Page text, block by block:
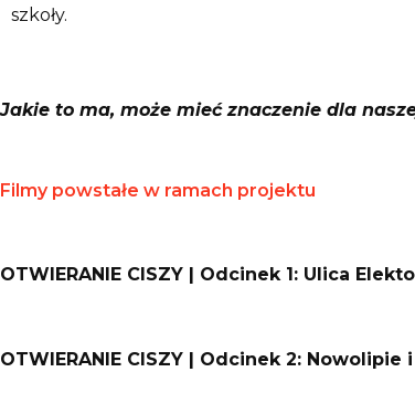
szkoły.
Jakie to ma, może mieć znaczenie dla
Filmy powstałe w ramach projektu
OTWIERANIE CISZY | Odcinek 1: Ulica
OTWIERANIE CISZY | Odcinek 2: